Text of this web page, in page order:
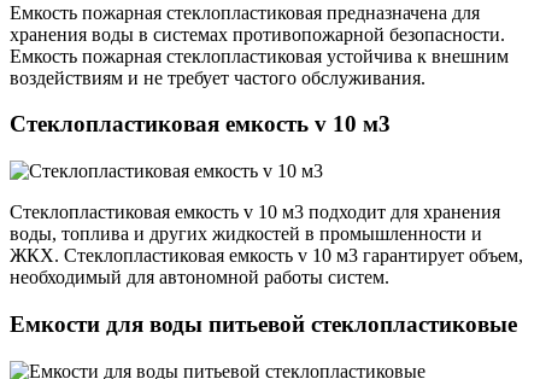
Емкость пожарная стеклопластиковая предназначена для
хранения воды в системах противопожарной безопасности.
Емкость пожарная стеклопластиковая устойчива к внешним
воздействиям и не требует частого обслуживания.
Стеклопластиковая емкость v 10 м3
Стеклопластиковая емкость v 10 м3 подходит для хранения
воды, топлива и других жидкостей в промышленности и
ЖКХ. Стеклопластиковая емкость v 10 м3 гарантирует объем,
необходимый для автономной работы систем.
Емкости для воды питьевой стеклопластиковые